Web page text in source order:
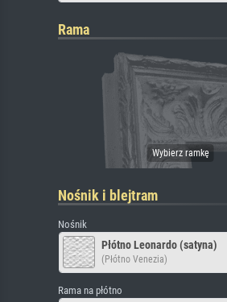
Rama
Nośnik i blejtram
Nośnik
Płótno Leonardo (satyna)
(Płótno Venezia)
Rama na płótno